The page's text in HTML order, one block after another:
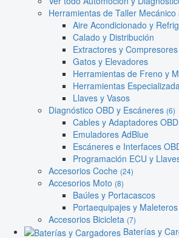
Herramientas de Taller Mecánico
Aire Acondicionado y
Calado y Distribución
Extractores y Compresores
Gatos y Elevadores
Herramientas de Freno y
Herramientas
Llaves y Vasos
Diagnóstico OBD y Escáneres (6)
Cables y Adaptadores OBD
Emuladores AdBlue
Escáneres e Interfaces
Programación ECU y
Accesorios Coche (24)
Accesorios Moto (8)
Baúles y Portacascos
Portaequipajes y Maleteros
Accesorios Bicicleta (7)
Baterías y